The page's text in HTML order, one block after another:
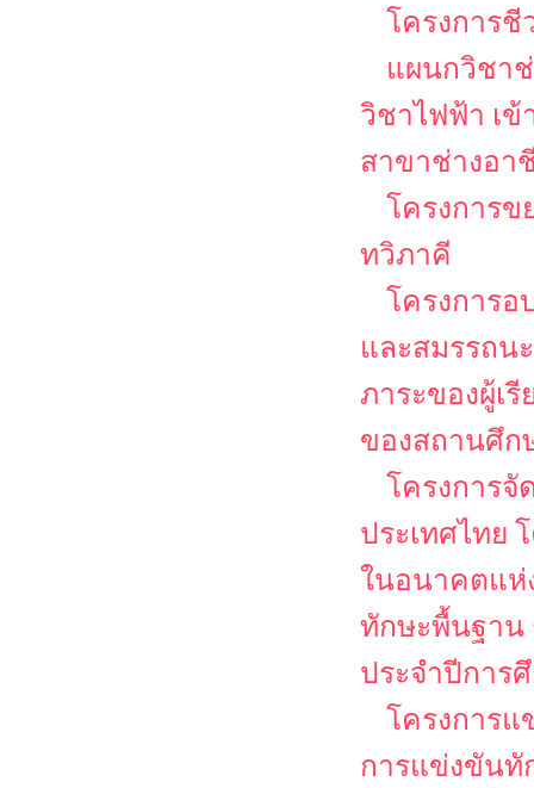
โครงการชี
แผนกวิชา
วิชาไฟฟ้า เ
สาขาช่างอา
โครงการข
ทวิภาคี
โครงการ
และสมรรถน
ภาระของผู้เ
ของสถานศึก
โครงการ
ประเทศไทย
ในอนาคตแห่
ทักษะพื้นฐาน
ประจำปีการ
โครงการ
การแข่งขันทั